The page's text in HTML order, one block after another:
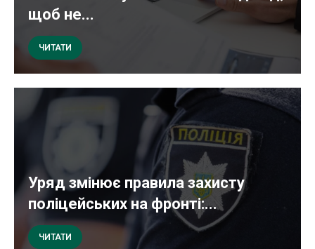
щоб не...
ЧИТАТИ
Уряд змінює правила захисту
поліцейських на фронті:...
ЧИТАТИ